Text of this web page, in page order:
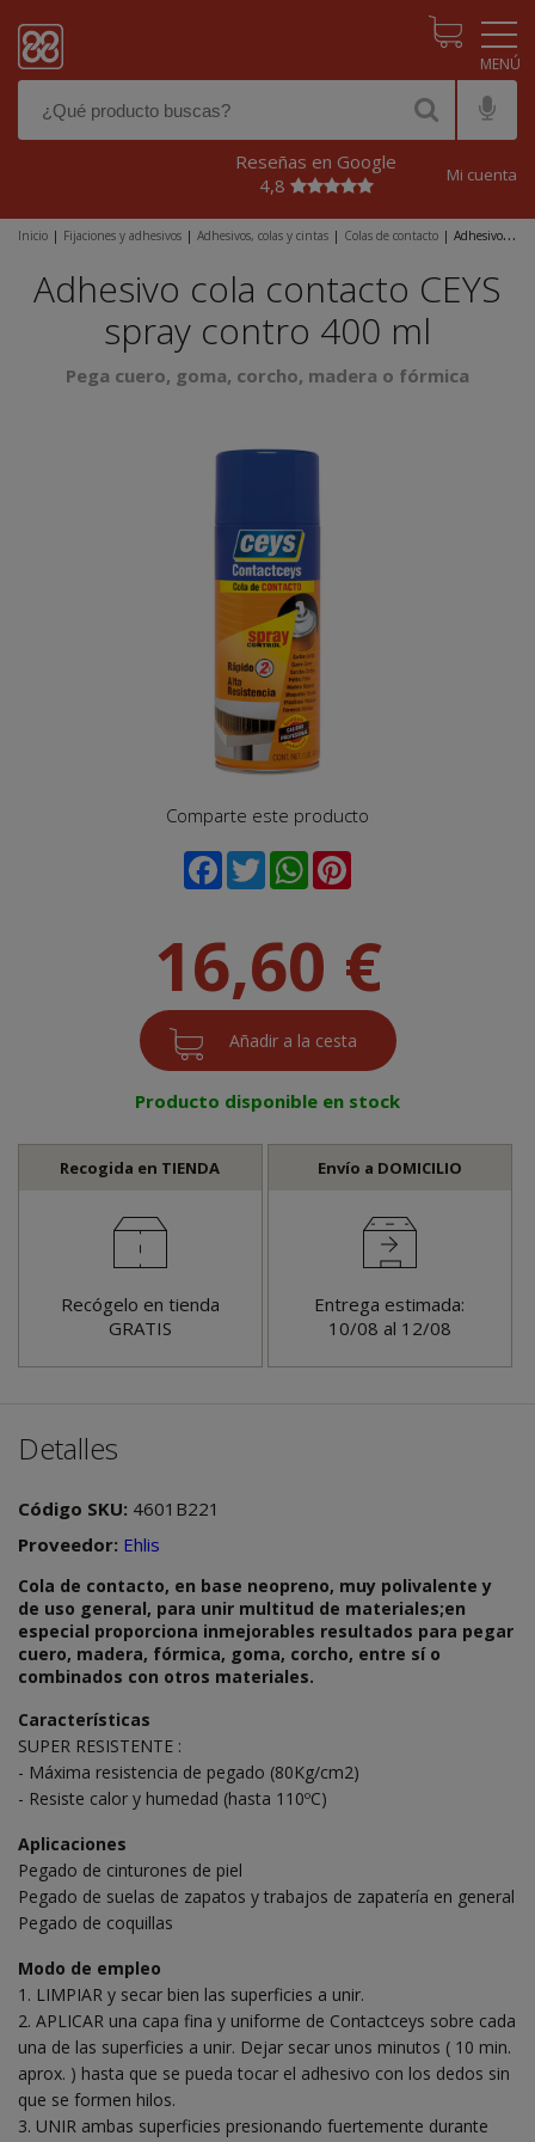
Reseñas en Google
4,8
Mi cuenta
Inicio | Fijaciones y adhesivos | Adhesivos, colas y cintas | Colas de contacto | Adhesivo
Comparte este producto
Adhesivo cola contacto CEYS
spray contro 400 ml
Pega cuero, goma, corcho, madera o fórmica
16,60 €
Producto disponible en stock
Recogida en TIENDA
Recógelo en tienda
GRATIS
Envío a DOMICILIO
Entrega estimada:
10/08 al 12/08
Detalles
Código SKU: 4601B221
Proveedor: Ehlis
Cola de contacto, en base neopreno, muy polivalente y
de uso general, para unir multitud de materiales;en
especial proporciona inmejorables resultados para pegar
cuero, madera, fórmica, goma, corcho, entre sí o
combinados con otros materiales.
Características
SUPER RESISTENTE :
- Máxima resistencia de pegado (80Kg/cm2)
- Resiste calor y humedad (hasta 110ºC)
Aplicaciones
Pegado de cinturones de piel
Pegado de suelas de zapatos y trabajos de zapatería en general
Pegado de coquillas
Modo de empleo
1. LIMPIAR y secar bien las superficies a unir.
2. APLICAR una capa fina y uniforme de Contactceys sobre cada
una de las superficies a unir. Dejar secar unos minutos ( 10 min.
aprox. ) hasta que se pueda tocar el adhesivo con los dedos sin
que se formen hilos.
3. UNIR ambas superficies presionando fuertemente durante